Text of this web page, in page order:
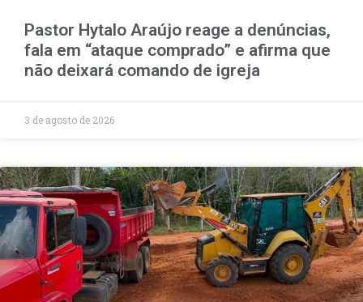
Pastor Hytalo Araújo reage a denúncias,
fala em “ataque comprado” e afirma que
não deixará comando de igreja
3 de agosto de 2026